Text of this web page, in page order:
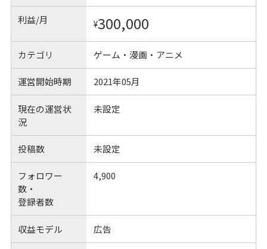
利益/月 ¥300,000
カテゴリ ゲーム・漫画・アニメ
運営開始時期 2021年05月
現在の運営状
況
未設定
投稿数 未設定
フォロワー
数・
登録者数
4,900
収益モデル 広告